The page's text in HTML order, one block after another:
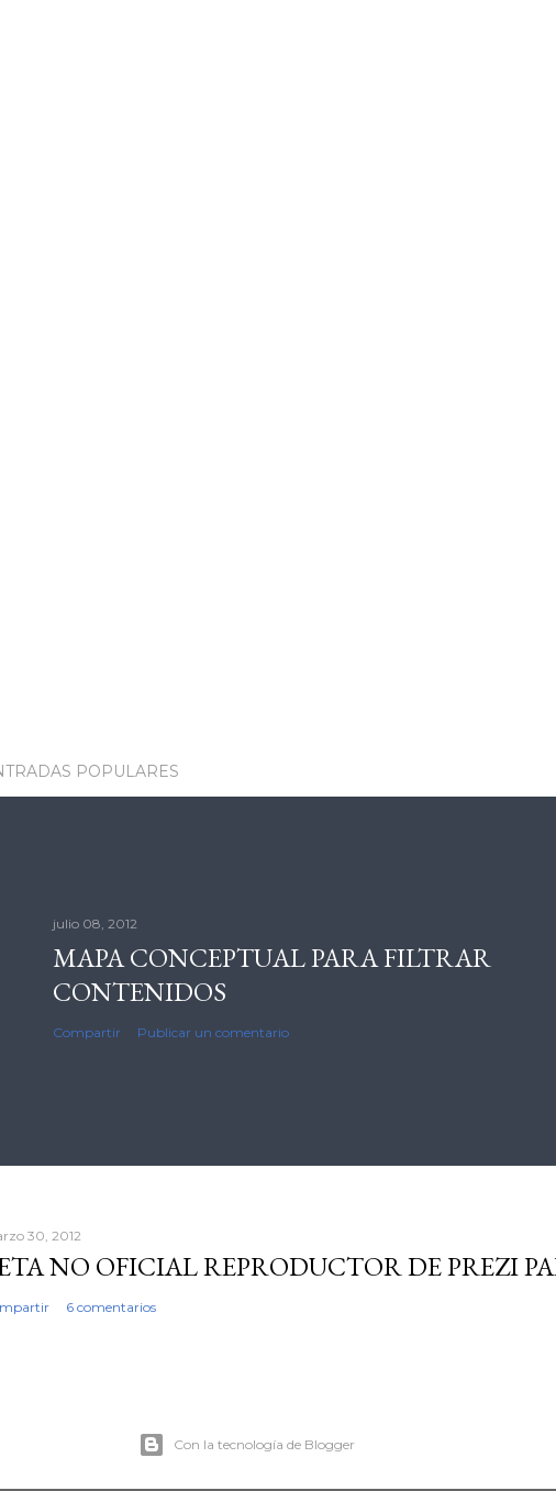
POPULARES
julio 08, 2012
MAPA CONCEPTUAL PARA FILTRAR
CONTENIDOS
Compartir Publicar un comentario
30, 2012
NO OFICIAL REPRODUCTOR DE PREZI
6 comentarios
Con la tecnología de Blogger